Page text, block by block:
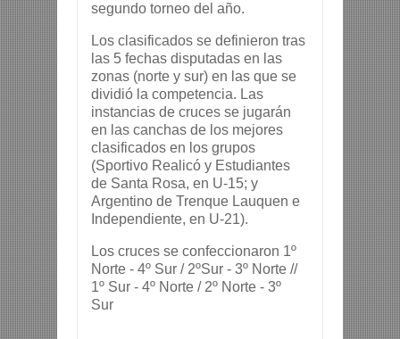
segundo torneo del año.
Los clasificados se definieron tras
las 5 fechas disputadas en las
zonas (norte y sur) en las que se
dividió la competencia. Las
instancias de cruces se jugarán
en las canchas de los mejores
clasificados en los grupos
(Sportivo Realicó y Estudiantes
de Santa Rosa, en U-15; y
Argentino de Trenque Lauquen e
Independiente, en U-21).
Los cruces se confeccionaron 1º
Norte - 4º Sur / 2ºSur - 3º Norte //
1º Sur - 4º Norte / 2º Norte - 3º
Sur